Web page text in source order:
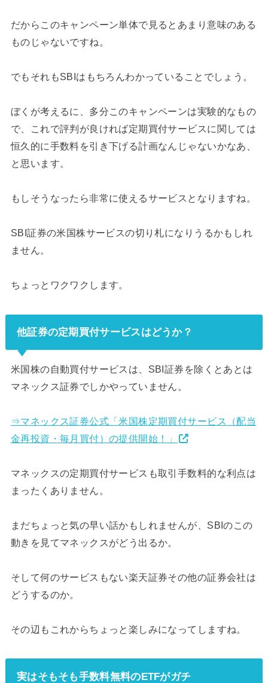
だからこのキャンペーン単体で見るとあまり意味のある
ものじゃないですね。
でもそれもSBIはもちろんわかっていることでしょう。
ぼくが考えるに、多分このキャンペーンは実験的なもの
で、これで評判が良ければ定期買付サービスに関しては
恒久的に手数料を引き下げる計画なんじゃないかなあ、
と思います。
もしそうなったら非常に使えるサービスとなりますね。
SBI証券の米国株サービスの切り札になりうるかもしれ
ません。
ちょっとワクワクします。
他証券の定期買付サービスはどうか？
米国株の自動買付サービスは、SBI証券を除くとあとは
マネックス証券でしかやっていません。
⇒マネックス証券公式「米国株定期買付サービス（配当
金再投資・毎月買付）の提供開始！」
マネックスの定期買付サービスも取引手数料的な利点は
まったくありません。
まだちょっと気の早い話かもしれませんが、SBIのこの
動きを見てマネックスがどう出るか。
そして何のサービスもない楽天証券その他の証券会社は
どうするのか。
その辺もこれからちょっと楽しみになってしますね。
実はそもそも手数料無料のETFがガチ